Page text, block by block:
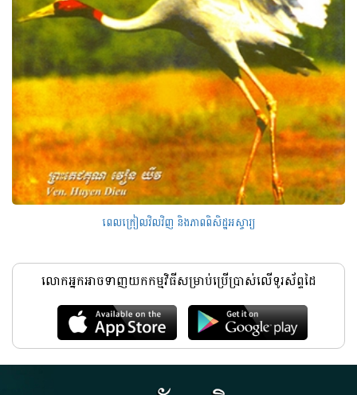
ពេលក្រៀលវិលវិញ និងភាពពិសិដ្ឋអស្ចារ្យ
លោកអ្នកអាចទាញយកកម្មវិធីសម្រាប់ប្រើប្រាស់លើទូរស័ព្ទដៃ